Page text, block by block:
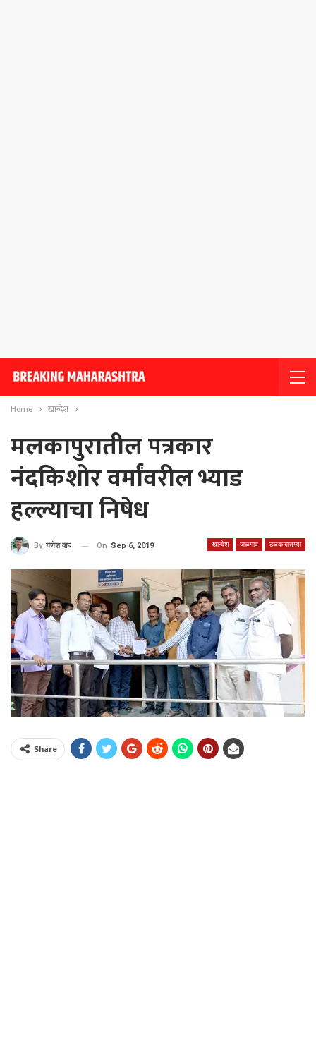
Home खान्देश
मलकापुरातील पत्रकार
नंदकिशोर वर्मांवरील भ्याड
हल्ल्याचा निषेध
खान्देश जळगाव ठळक बातम्या
By गणेश वाघ On Sep 6, 2019
Share